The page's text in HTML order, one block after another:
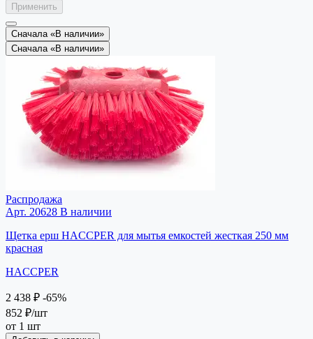
Применить
Сначала «В наличии»
Сначала «В наличии»
Распродажа
Арт. 20628 В наличии
Щетка ерш HACCPER для мытья емкостей жесткая 250 мм
красная
HACCPER
2 438 ₽ -65%
852 ₽/шт
от 1 шт